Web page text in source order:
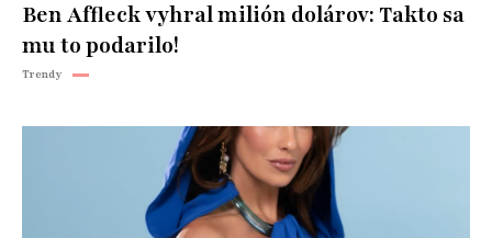
Ben Affleck vyhral milión dolárov: Takto sa
mu to podarilo!
Trendy